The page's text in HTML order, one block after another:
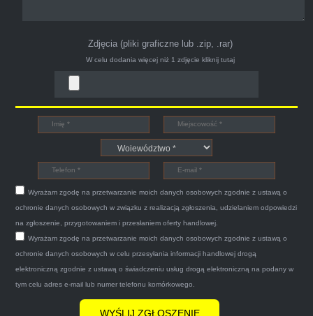
Witam,ja jestem bardzo zadowolona z usługi S-
Car.pl sprzedałam swoją wysłużoną corsinę
tego samego dnia miły grzeczny pan przyjechał
po trzech godzinach autolawetą sprawnie
zapakował auto wypisał dokumenty i wypłacił
gotówkę.Zdecydowanie mogę polecić tą firmę
mnie do skorzystania z ich usług przekonało to
że są na FACEBOOKU i każdy tam może
wyrazić opinię na ich temat.
Zdjęcia (pliki graficzne lub .zip, .rar)
W celu dodania więcej niż 1 zdjęcie kliknij tutaj
Wyrażam zgodę na przetwarzanie moich danych osobowych zgodnie z ustawą o
ochronie danych osobowych w związku z realizacją zgłoszenia, udzielaniem odpowiedzi
na zgłoszenie, przygotowaniem i przesłaniem oferty handlowej.
Wyrażam zgodę na przetwarzanie moich danych osobowych zgodnie z ustawą o
ochronie danych osobowych w celu przesyłania informacji handlowej drogą
elektroniczną zgodnie z ustawą o świadczeniu usług drogą elektroniczną na podany w
tym celu adres e-mail lub numer telefonu komórkowego.